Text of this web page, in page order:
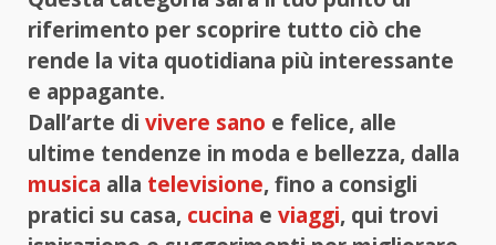
riferimento per scoprire tutto ciò che
rende la vita quotidiana più interessante
e appagante.
Dall’arte di vivere sano e felice, alle
ultime tendenze in moda e bellezza, dalla
musica alla televisione, fino a consigli
pratici su casa, cucina e viaggi, qui trovi